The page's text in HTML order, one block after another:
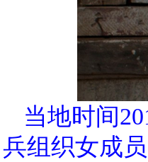
当地时间
兵组织女成